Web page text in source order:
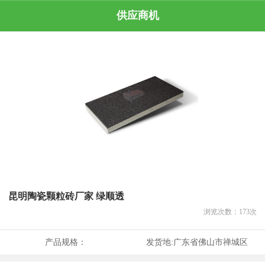
供应商机
昆明陶瓷颗粒砖厂家 绿顺透
浏览次数： 173次
产品规格： 发货地:广东省佛山市禅城区